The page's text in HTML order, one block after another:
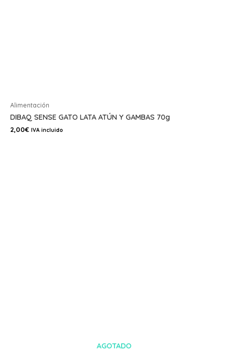
Alimentación
DIBAQ SENSE GATO LATA ATÚN Y GAMBAS 70g
2,00€ IVA incluido
AGOTADO